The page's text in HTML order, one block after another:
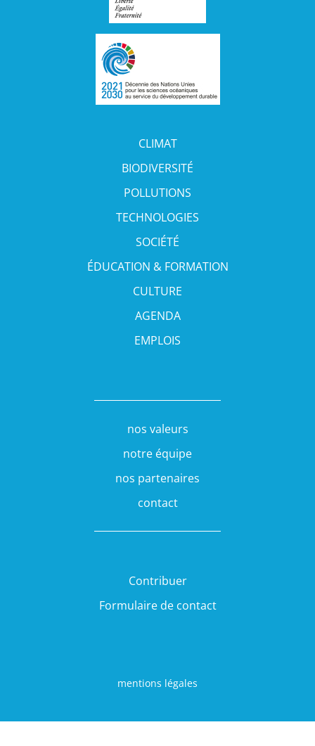
CLIMAT
BIODIVERSITÉ
POLLUTIONS
TECHNOLOGIES
SOCIÉTÉ
ÉDUCATION & FORMATION
CULTURE
AGENDA
EMPLOIS
nos valeurs
notre équipe
nos partenaires
contact
Contribuer
Formulaire de contact
mentions légales